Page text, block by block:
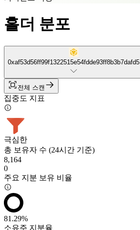
홀더 분포
0xaf53d56ff99f1322515e54fdde93ff8b3b7dafd5
전체 스캔
집중도 지표
극심한
총 보유자 수 (24시간 기준)
8,164
0
주요 지분 보유 비율
81.29%
소유주 지분율